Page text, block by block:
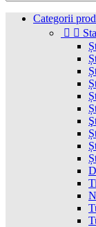
Categorii
 